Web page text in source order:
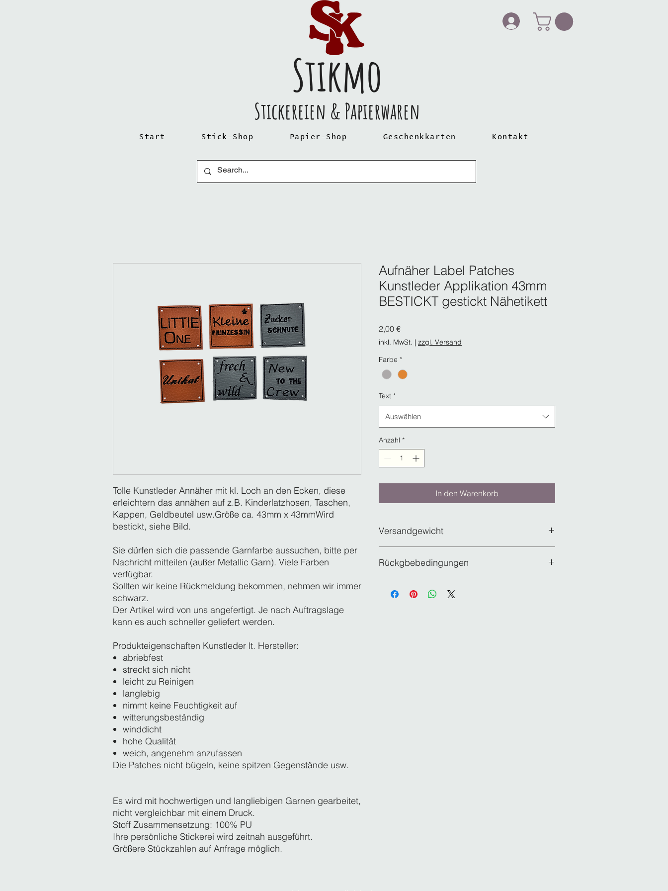
Stikmo
Stickereien & Papierwaren
Start Stick-Shop Papier-Shop Geschenkkarten Kontakt
Tolle Kunstleder Annäher mit kl. Loch an den Ecken, diese
erleichtern das annähen auf z.B. Kinderlatzhosen, Taschen,
Kappen, Geldbeutel usw.Größe ca. 43mm x 43mmWird
bestickt, siehe Bild.
Sie dürfen sich die passende Garnfarbe aussuchen, bitte per
Nachricht mitteilen (außer Metallic Garn). Viele Farben
verfügbar.
Sollten wir keine Rückmeldung bekommen, nehmen wir immer
schwarz.
Der Artikel wird von uns angefertigt. Je nach Auftragslage
kann es auch schneller geliefert werden.
Produkteigenschaften Kunstleder lt. Hersteller:
abriebfest
streckt sich nicht
leicht zu Reinigen
langlebig
nimmt keine Feuchtigkeit auf
witterungsbeständig
winddicht
hohe Qualität
weich, angenehm anzufassen
Die Patches nicht bügeln, keine spitzen Gegenstände usw.
Es wird mit hochwertigen und langliebigen Garnen gearbeitet,
nicht vergleichbar mit einem Druck.
Stoff Zusammensetzung: 100% PU
Ihre persönliche Stickerei wird zeitnah ausgeführt.
Größere Stückzahlen auf Anfrage möglich.
Aufnäher Label Patches
Kunstleder Applikation 43mm
BESTICKT gestickt Nähetikett
2,00 €Preis
inkl. MwSt. | zzgl. Versand
Farbe *
Text *
Auswählen
Anzahl *
In den Warenkorb
Versandgewicht
Rückgbebedingungen
der Rückgabe/Umtausch ausgeschlossen !